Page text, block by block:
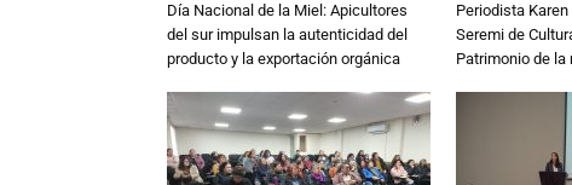
Día Nacional de la Miel: Apicultores
del sur impulsan la autenticidad del
producto y la exportación orgánica
Periodista
Seremi de
Patrimonio de la